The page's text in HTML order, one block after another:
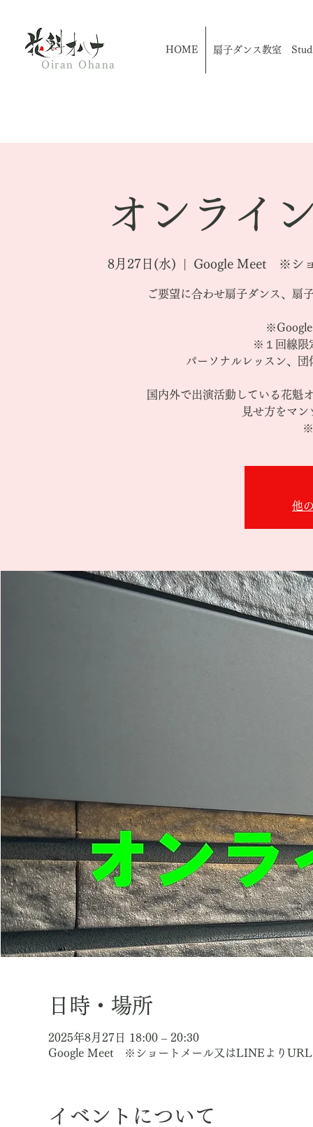
Oiran Ohana
HOME 扇子ダンス教室
オンライ
8月27日(水) Google Meet ※ショ
ご要望に合わせ扇子ダンス、扇
※Google
※１回線限
パーソナルレッスン、
国内外で出演活動している花魁
見せ方をマ
※
他
日時・場所
2025年8月27日 18:00 – 20:30
Google Meet ※ショートメール又はLINEよりURL
イベントについて